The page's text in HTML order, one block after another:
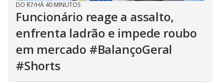
DO R7/HÁ 40 MINUTOS
Funcionário reage a assalto,
enfrenta ladrão e impede roubo
em mercado #BalançoGeral
#Shorts